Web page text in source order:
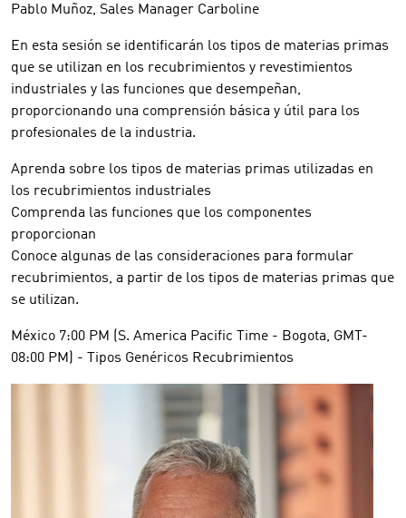
Pablo Muñoz, Sales Manager Carboline
En esta sesión se identificarán los tipos de materias primas
que se utilizan en los recubrimientos y revestimientos
industriales y las funciones que desempeñan,
proporcionando una comprensión básica y útil para los
profesionales de la industria.
Aprenda sobre los tipos de materias primas utilizadas en
los recubrimientos industriales
Comprenda las funciones que los componentes
proporcionan
Conoce algunas de las consideraciones para formular
recubrimientos, a partir de los tipos de materias primas que
se utilizan.
México 7:00 PM (S. America Pacific Time - Bogota, GMT-
08:00 PM) - Tipos Genéricos Recubrimientos